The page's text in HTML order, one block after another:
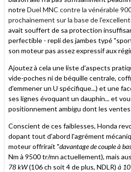
notreDuel MNC contre la vénérable
prochainement sur la base de
avait souffert de sa protection
perfectible - repli des jambes typé
son moteur pas assez expressif aux
Ajoutez à cela une liste d'aspects
vide-poches ni de béquille centrale,
d'emmener un U spécifique...) et une
ses lignes évoquant un dauphin... et
positionnement ambigu dont les
Conscient de ces faiblesses, Honda
dopant tout d'abord l'agrément
moteur offrirait "davantage de couple à
Nm à 9500 tr/mn actuellement), mais
78 kW(106 ch soit 4 de plus, NDLR) à